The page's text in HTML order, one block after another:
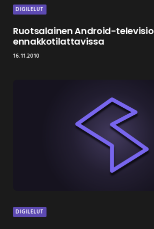
DIGILELUT
Ruotsalainen Android-televisio
ennakkotilattavissa
16.11.2010
DIGILELUT